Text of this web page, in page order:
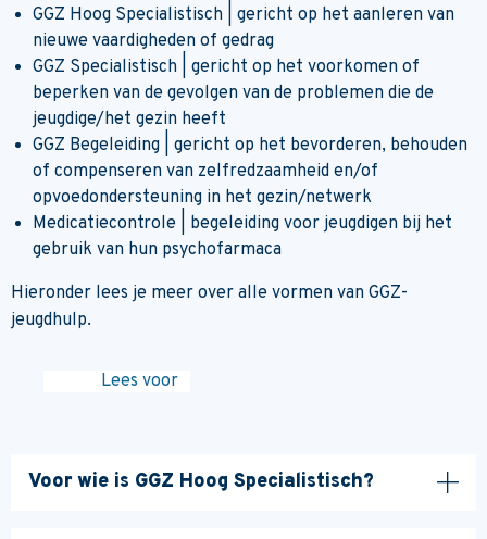
GGZ Hoog Specialistisch | gericht op het aanleren van
nieuwe vaardigheden of gedrag
GGZ Specialistisch | gericht op het voorkomen of
beperken van de gevolgen van de problemen die de
jeugdige/het gezin heeft
GGZ Begeleiding | gericht op het bevorderen, behouden
of compenseren van zelfredzaamheid en/of
opvoedondersteuning in het gezin/netwerk
Medicatiecontrole | begeleiding voor jeugdigen bij het
gebruik van hun psychofarmaca
Hieronder lees je meer over alle vormen van GGZ-
jeugdhulp.
Lees voor
Voor wie is GGZ Hoog Specialistisch?